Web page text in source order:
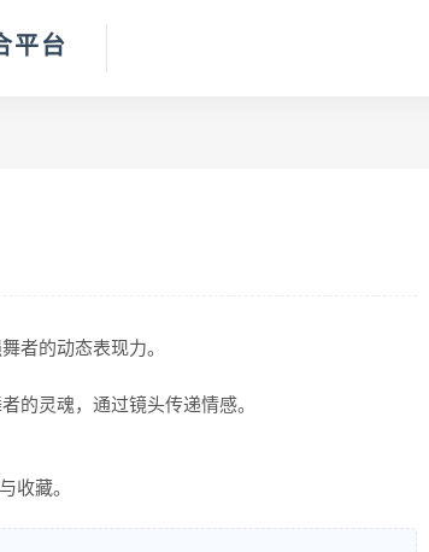
平台
者的动态表现力。
的灵魂，通过镜头传递情感。
收藏。